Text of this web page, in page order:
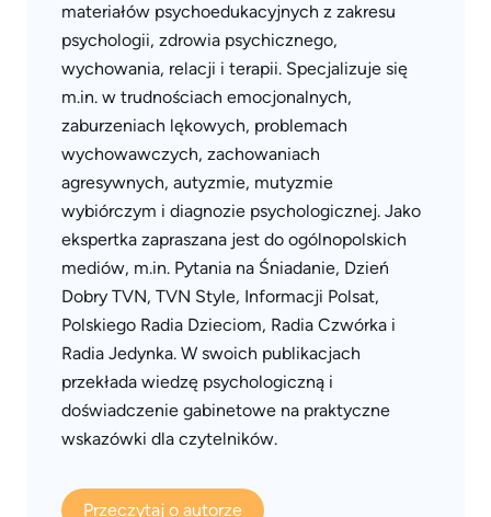
materiałów psychoedukacyjnych z zakresu
psychologii, zdrowia psychicznego,
wychowania, relacji i terapii. Specjalizuje się
m.in. w trudnościach emocjonalnych,
zaburzeniach lękowych, problemach
wychowawczych, zachowaniach
agresywnych, autyzmie, mutyzmie
wybiórczym i diagnozie psychologicznej. Jako
ekspertka zapraszana jest do ogólnopolskich
mediów, m.in. Pytania na Śniadanie, Dzień
Dobry TVN, TVN Style, Informacji Polsat,
Polskiego Radia Dzieciom, Radia Czwórka i
Radia Jedynka. W swoich publikacjach
przekłada wiedzę psychologiczną i
doświadczenie gabinetowe na praktyczne
wskazówki dla czytelników.
Przeczytaj o autorze